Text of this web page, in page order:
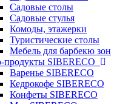
Садовые столы
Садовые стулья
Комоды, этажерки
Туристические столы
Мебель для барбекю зон
продукты SIBERECO
Варенье SIBERECO
Кедрокофе SIBERECO
Конфеты SIBERECO